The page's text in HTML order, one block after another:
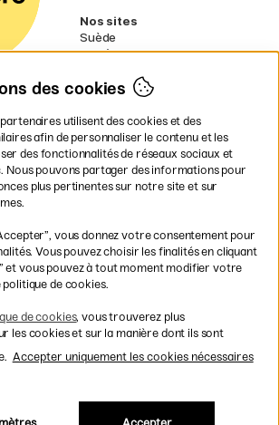
Nos sites
Suède
Norvège
Finlande
Irlande
Pays-Bas
Royaume-Uni
UE
volumineux.
modes de paiement
des cookies
utilisent des cookies et des
afin de personnaliser le contenu et les
des fonctionnalités de réseaux sociaux et
Nous pouvons partager des informations pour
plus pertinentes sur notre site et sur
vous donnez votre consentement pour
Vous pouvez choisir les finalités en cliquant
et vous pouvez à tout moment modifier votre
de cookies.
de cookies, vous trouverez plus
les cookies et sur la manière dont ils sont
Accepter uniquement les cookies nécessaires